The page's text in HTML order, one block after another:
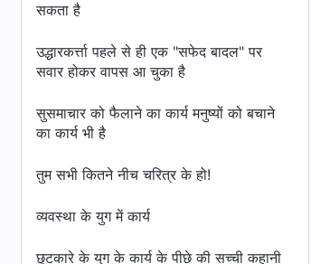
सकता है
उद्धारकर्त्ता पहले से ही एक "सफेद बादल" पर
सवार होकर वापस आ चुका है
सुसमाचार को फैलाने का कार्य मनुष्यों को बचाने
का कार्य भी है
तुम सभी कितने नीच चरित्र के हो!
व्यवस्था के युग में कार्य
छुटकारे के युग के कार्य के पीछे की सच्ची कहानी